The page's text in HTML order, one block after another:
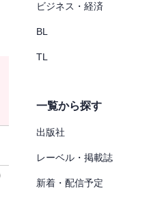
ビジネス・経済
BL
TL
一覧から探す
出版社
レーベル・掲載誌
新着・配信予定